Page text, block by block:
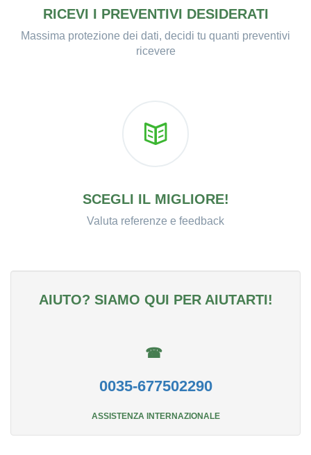
RICEVI I PREVENTIVI DESIDERATI
Massima protezione dei dati, decidi tu quanti preventivi
ricevere
SCEGLI IL MIGLIORE!
Valuta referenze e feedback
AIUTO? SIAMO QUI PER AIUTARTI!
☎
0035-677502290
ASSISTENZA INTERNAZIONALE